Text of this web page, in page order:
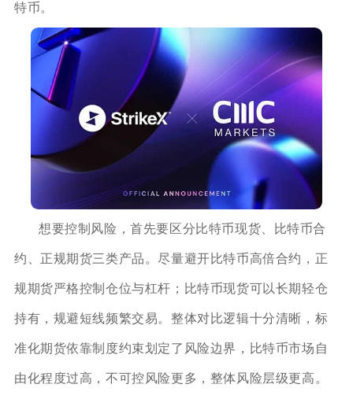
特币。
想要控制风险，首先要区分比特币现货、比特币合
约、正规期货三类产品。尽量避开比特币高倍合约，正
规期货严格控制仓位与杠杆；比特币现货可以长期轻仓
持有，规避短线频繁交易。整体对比逻辑十分清晰，标
准化期货依靠制度约束划定了风险边界，比特币市场自
由化程度过高，不可控风险更多，整体风险层级更高。